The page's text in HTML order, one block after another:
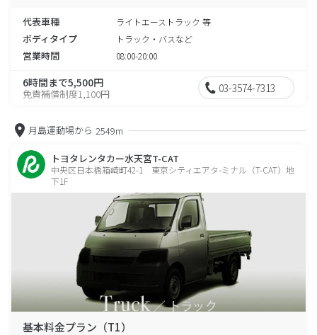
代表車種 ライトエーストラック 等
ボディタイプ トラック・バスなど
営業時間 08:00-20:00
6時間まで5,500円
免責補償制度1,100円 03-3574-7313
月島運動場から 2549m
トヨタレンタカー水天宮T-CAT
中央区日本橋箱崎町42-1 東京シティエアタ-ミナル（T-CAT）地
下1F
基本料金プラン（T1）